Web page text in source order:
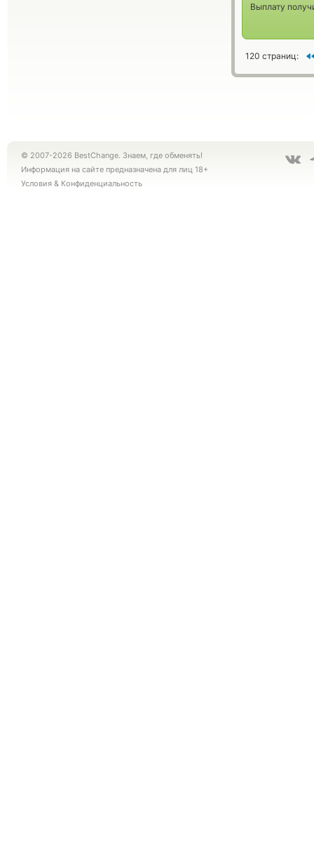
Выплату
120 страниц:
© 2007-2026 BestChange. Знаем, где обменять!
Информация на сайте предназначена для лиц 18+
Условия & Конфиденциальность